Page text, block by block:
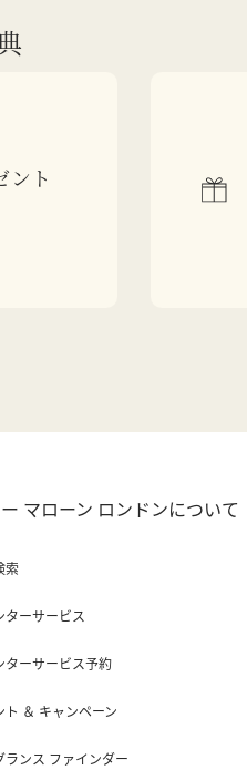
ント
マローン ロンドンについて
索
ターサービス
ターサービス予約
ト ＆ キャンペーン
ランス ファインダー